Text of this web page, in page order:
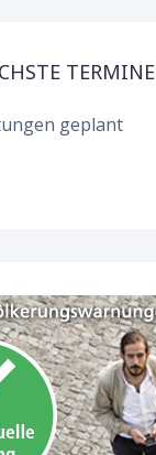
TERMINE
geplant